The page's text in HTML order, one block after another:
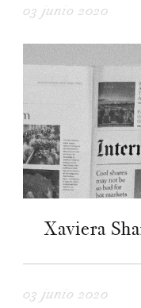
03 junio 2020
Xaviera
03 junio 2020